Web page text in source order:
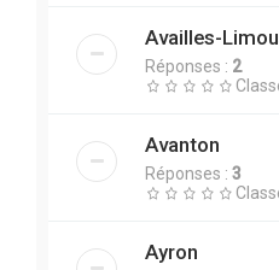
Availles-
Réponses : 2
Avanton
Réponses : 3
Ayron